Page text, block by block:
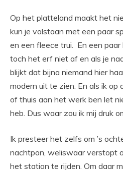
Op het platteland maakt het
kun je volstaan met een paar
en een fleece trui. En een paar
toch het erf niet af en als je
blijkt dat bijna niemand hier
modern uit te zien. En als ik op
of thuis aan het werk ben let
heb. Dus waar zou ik mij druk
Ik presteer het zelfs om ’s
nachtpon, weliswaar verstopt
het station te rijden. Om daar